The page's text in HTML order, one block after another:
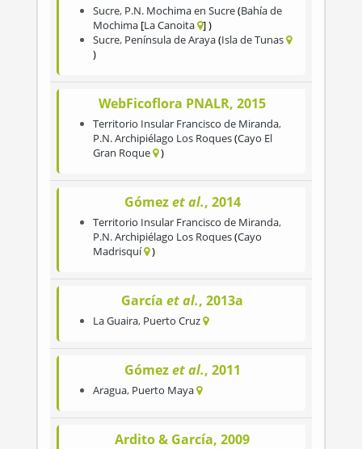
Sucre, P.N. Mochima en Sucre Bahía de
Mochima La Canoita
Sucre, Península de Araya Isla de Tunas
WebFicoflora PNALR, 2015
Territorio Insular Francisco de Miranda,
P.N. Archipiélago Los Roques Cayo El
Gran Roque
Gómezet al., 2014
Territorio Insular Francisco de Miranda,
P.N. Archipiélago Los Roques Cayo
Madrisquí
García et al., 2013a
La Guaira, Puerto Cruz
Gómezet al., 2011
Aragua, Puerto Maya
Ardito & García, 2009